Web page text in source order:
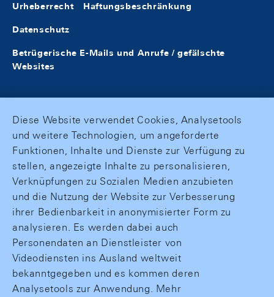
Urheberrecht Haftungsbeschränkung
Datenschutz
Betrügerische E-Mails und Anrufe / gefälschte
Websites
Diese Website verwendet Cookies, Analysetools
und weitere Technologien, um angeforderte
Funktionen, Inhalte und Dienste zur Verfügung zu
stellen, angezeigte Inhalte zu personalisieren,
Verknüpfungen zu Sozialen Medien anzubieten
und die Nutzung der Website zur Verbesserung
ihrer Bedienbarkeit in anonymisierter Form zu
analysieren. Es werden dabei auch
Personendaten an Dienstleister von
Videodiensten ins Ausland weltweit
bekanntgegeben und es kommen deren
Analysetools zur Anwendung. Mehr